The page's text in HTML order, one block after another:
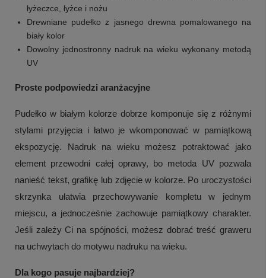
łyżeczce, łyżce i nożu
Drewniane pudełko z jasnego drewna pomalowanego na
biały kolor
Dowolny jednostronny nadruk na wieku wykonany metodą
UV
Proste podpowiedzi aranżacyjne
Pudełko w białym kolorze dobrze komponuje się z różnymi
stylami przyjęcia i łatwo je wkomponować w pamiątkową
ekspozycję. Nadruk na wieku możesz potraktować jako
element przewodni całej oprawy, bo metoda UV pozwala
nanieść tekst, grafikę lub zdjęcie w kolorze. Po uroczystości
skrzynka ułatwia przechowywanie kompletu w jednym
miejscu, a jednocześnie zachowuje pamiątkowy charakter.
Jeśli zależy Ci na spójności, możesz dobrać treść graweru
na uchwytach do motywu nadruku na wieku.
Dla kogo pasuje najbardziej?